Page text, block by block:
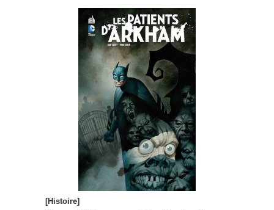
[Histoire]